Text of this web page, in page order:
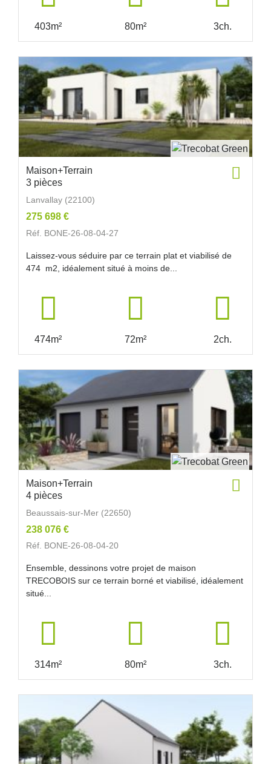
403m² 80m² 3ch.
Maison+Terrain
3 pièces
Lanvallay (22100)
275 698 €
Réf. BONE-26-08-04-27
Laissez-vous séduire par ce terrain plat et viabilisé de
474 m2, idéalement situé à moins de...
474m² 72m² 2ch.
Maison+Terrain
4 pièces
Beaussais-sur-Mer (22650)
238 076 €
Réf. BONE-26-08-04-20
Ensemble, dessinons votre projet de maison
TRECOBOIS sur ce terrain borné et viabilisé, idéalement
situé...
314m² 80m² 3ch.